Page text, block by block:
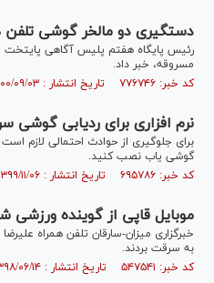
دستگیری دو مالخر گوشی تلفن
رئیس پایگاه هفتم پلیس آگاهی
مسروقه، خبر داد.
کد خبر: ۷۷۶۷۴۶ تاریخ انتشار : ۱۴۰۰/۰۹/۰۳
نرم افزاری برای ردیابی گوشی
برای جلوگیری از حوادث احتمالی لازم
گوشی یاب نصب کنید.
کد خبر: ۶۹۵۷۸۶ تاریخ انتشار : ۱۳۹۹/۱۱/۰۶
موبایل قاپی از گوینده ورزشی
خبرگزاری میزان-سارقان تلفن همراه
به سرقت بردند.
کد خبر: ۵۴۷۵۴۱ تاریخ انتشار : ۱۳۹۸/۰۶/۱۴